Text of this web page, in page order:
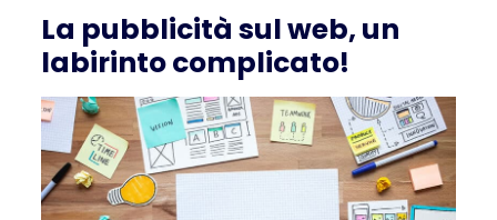
La pubblicità sul web, un
labirinto complicato!